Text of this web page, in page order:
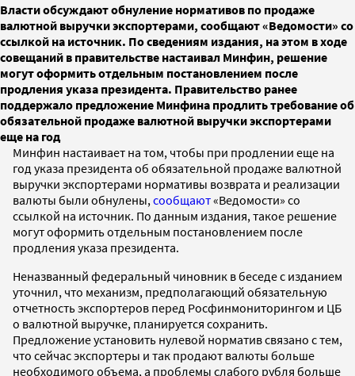
Власти обсуждают обнуление нормативов по продаже
валютной выручки экспортерами, сообщают «Ведомости» со
ссылкой на источник. По сведениям издания, на этом в ходе
совещаний в правительстве настаивал Минфин, решение
могут оформить отдельным постановлением после
продления указа президента. Правительство ранее
поддержало предложение Минфина продлить требование об
обязательной продаже валютной выручки экспортерами
еще на год
Минфин настаивает на том, чтобы при продлении еще на
год указа президента об обязательной продаже валютной
выручки экспортерами нормативы возврата и реализации
валюты были обнулены, сообщают«Ведомости» со
ссылкой на источник. По данным издания, такое решение
могут оформить отдельным постановлением после
продления указа президента.
Неназванный федеральный чиновник в беседе с изданием
уточнил, что механизм, предполагающий обязательную
отчетность экспортеров перед Росфинмониторингом и ЦБ
о валютной выручке, планируется сохранить.
Предложение установить нулевой норматив связано с тем,
что сейчас экспортеры и так продают валюты больше
необходимого объема, а проблемы слабого рубля больше